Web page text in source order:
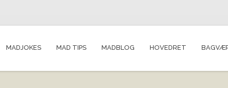
MADJOKES MAD TIPS MADBLOG HOVEDRET